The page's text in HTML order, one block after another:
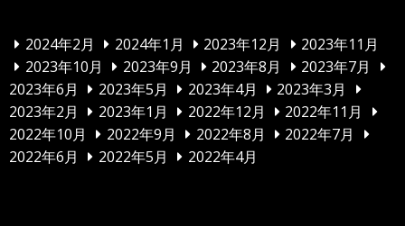
2024年2月 2024年1月 2023年12月
2023年11月
2023年10月
2023年9月 2023年8月
2023年7月
2023年6月
2023年5月 2023年4月
2023年3月
2023年2月
2023年1月 2022年12月
2022年11月
2022年10月
2022年9月 2022年8月
2022年7月
2022年6月
2022年5月 2022年4月